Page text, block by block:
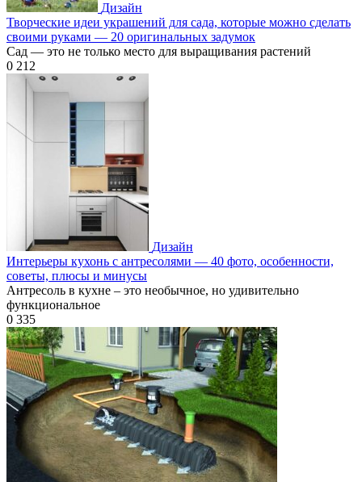
Дизайн
Творческие идеи украшений для сада, которые можно сделать
своими руками — 20 оригинальных задумок
Сад — это не только место для выращивания растений
0 212
Дизайн
Интерьеры кухонь с антресолями — 40 фото, особенности,
советы, плюсы и минусы
Антресоль в кухне – это необычное, но удивительно
функциональное
0 335